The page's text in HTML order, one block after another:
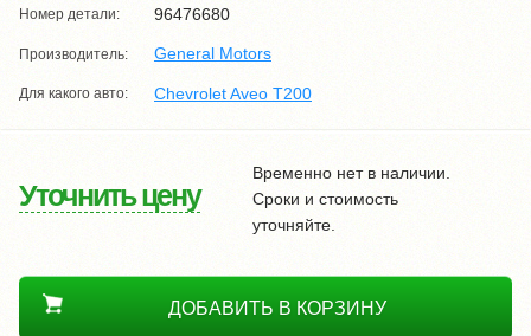
Номер детали: 96476680
Производитель: General Motors
Для какого авто: Chevrolet Aveo T200
Уточнить цену
Временно нет в наличии.
Сроки и стоимость
уточняйте.
ДОБАВИТЬ В КОРЗИНУ